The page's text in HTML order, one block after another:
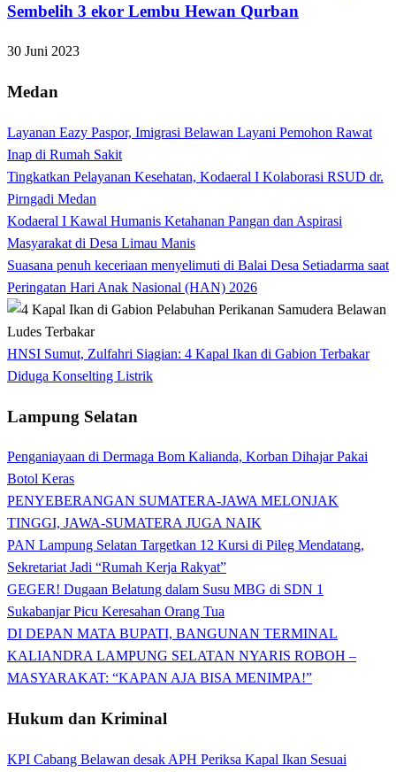
Sembelih 3 ekor Lembu Hewan Qurban
30 Juni 2023
Medan
Layanan Eazy Paspor, Imigrasi Belawan Layani Pemohon Rawat
Inap di Rumah Sakit
Tingkatkan Pelayanan Kesehatan, Kodaeral I Kolaborasi RSUD dr.
Pirngadi Medan‎
Kodaeral I Kawal Humanis Ketahanan Pangan dan Aspirasi
Masyarakat di Desa Limau Manis
Suasana penuh keceriaan menyelimuti di Balai Desa Setiadarma saat
Peringatan Hari Anak Nasional (HAN) 2026
HNSI Sumut, Zulfahri Siagian: 4 Kapal Ikan di Gabion Terbakar
Diduga Konselting Listrik
Lampung Selatan
Penganiayaan di Dermaga Bom Kalianda, Korban Dihajar Pakai
Botol Keras
PENYEBERANGAN SUMATERA-JAWA MELONJAK
TINGGI, JAWA-SUMATERA JUGA NAIK
PAN Lampung Selatan Targetkan 12 Kursi di Pileg Mendatang,
Sekretariat Jadi “Rumah Kerja Rakyat”
GEGER! Dugaan Belatung dalam Susu MBG di SDN 1
Sukabanjar Picu Keresahan Orang Tua
DI DEPAN MATA BUPATI, BANGUNAN TERMINAL
KALIANDRA LAMPUNG SELATAN NYARIS ROBOH –
MASYARAKAT: “KAPAN AJA BISA MENIMPA!”
Hukum dan Kriminal
KPI Cabang Belawan desak APH Periksa Kapal Ikan Sesuai